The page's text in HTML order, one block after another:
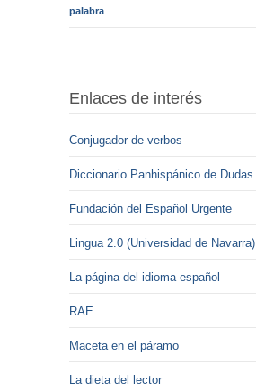
palabra
Enlaces de interés
Conjugador de verbos
Diccionario Panhispánico de Dudas
Fundación del Español Urgente
Lingua 2.0 (Universidad de Navarra)
La página del idioma español
RAE
Maceta en el páramo
La dieta del lector